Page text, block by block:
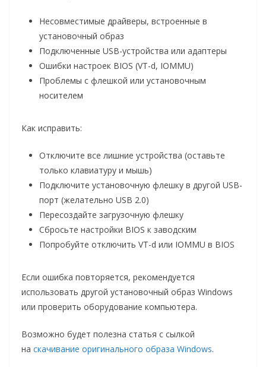
Несовместимые драйверы, встроенные в
установочный образ
Подключенные USB-устройства или адаптеры
Ошибки настроек BIOS (VT-d, IOMMU)
Проблемы с флешкой или установочным
носителем
Как исправить:
Отключите все лишние устройства (оставьте
только клавиатуру и мышь)
Подключите установочную флешку в другой USB-
порт (желательно USB 2.0)
Пересоздайте загрузочную флешку
Сбросьте настройки BIOS к заводским
Попробуйте отключить VT-d или IOMMU в BIOS
Если ошибка повторяется, рекомендуется
использовать другой установочный образ Windows
или проверить оборудование компьютера.
Возможно будет полезна статья с сылкой
на скачивание оригинального образа Windows.